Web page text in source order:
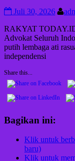
Juli 30, 2026
RAKYAT
Advokat Seluruh
putih lembaga ati
independensi
Share this...
Bagikan ini:
Klik untuk
baru)
Klik untuk